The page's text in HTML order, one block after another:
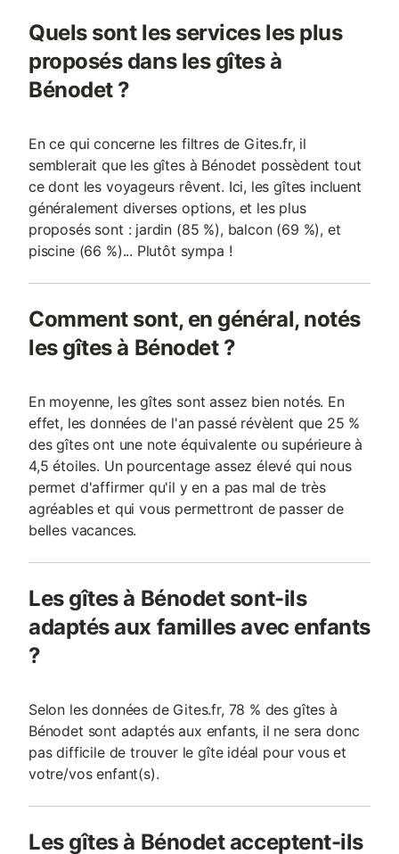
place. Animaux de catégorie 1 et 2 non admis. - Animaux: Tous
les animaux sont autorisés - 1 animal autorisé - Poids maximum
par animal: 25kg - Prix par animal: 5,
Quels sont les services les plus
proposés dans les gîtes à
Bénodet ?
En ce qui concerne les filtres de Gites.fr, il
semblerait que les gîtes à Bénodet possèdent tout
ce dont les voyageurs rêvent. Ici, les gîtes incluent
généralement diverses options, et les plus
proposés sont : jardin (85 %), balcon (69 %), et
piscine (66 %)... Plutôt sympa !
Comment sont, en général, notés
les gîtes à Bénodet ?
En moyenne, les gîtes sont assez bien notés. En
effet, les données de l'an passé révèlent que 25 %
des gîtes ont une note équivalente ou supérieure à
4,5 étoiles. Un pourcentage assez élevé qui nous
permet d'affirmer qu'il y en a pas mal de très
agréables et qui vous permettront de passer de
belles vacances.
Les gîtes à Bénodet sont-ils
adaptés aux familles avec enfants
?
Selon les données de Gites.fr, 78 % des gîtes à
Bénodet sont adaptés aux enfants, il ne sera donc
pas difficile de trouver le gîte idéal pour vous et
votre/vos enfant(s).
Les gîtes à Bénodet acceptent-ils